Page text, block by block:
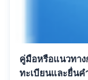
คู่มือหรือแนวทางการ
ทะเบียนและยื่นค